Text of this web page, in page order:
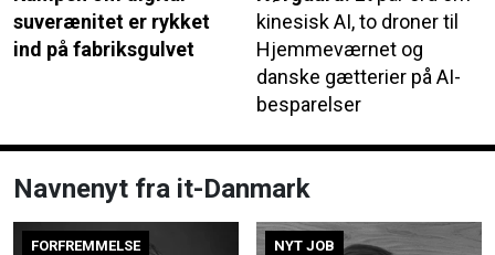
suverænitet er rykket
ind på fabriksgulvet
kinesisk AI, to droner til
Hjemmeværnet og
danske gætterier på AI-
besparelser
Navnenyt fra it-Danmark
FORFREMMELSE NYT JOB